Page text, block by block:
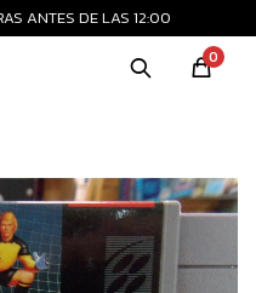
ANTES DE LAS 12:00
0
MI CUENTA